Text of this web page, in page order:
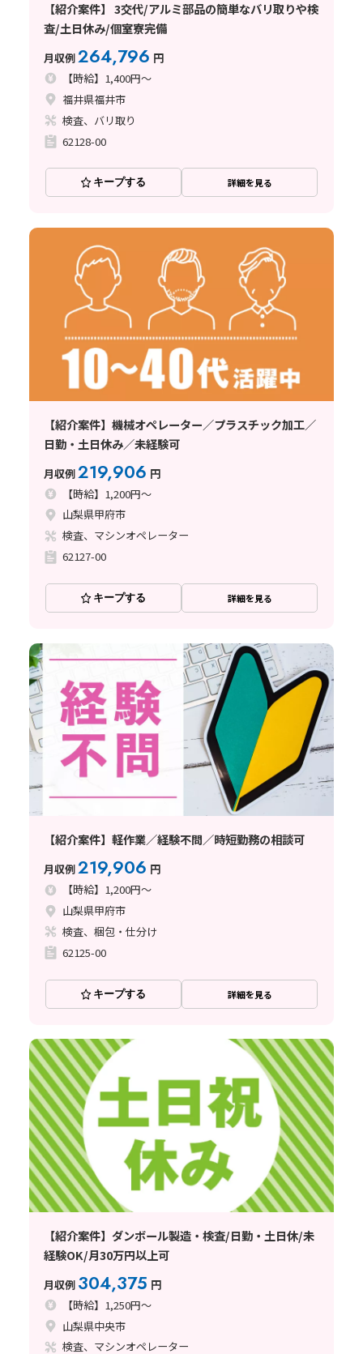
【紹介案件】 3交代/アルミ部品の簡単なバリ取りや検
査/土日休み/個室寮完備
月収例264,796 円
【時給】1,400円～
福井県福井市
検査、バリ取り
62128-00
キープする 詳細を見る
【紹介案件】機械オペレーター／プラスチック加工／
日勤・土日休み／未経験可
月収例219,906 円
【時給】1,200円～
山梨県甲府市
検査、マシンオペレーター
62127-00
キープする 詳細を見る
【紹介案件】軽作業／経験不問／時短勤務の相談可
月収例219,906 円
【時給】1,200円～
山梨県甲府市
検査、梱包・仕分け
62125-00
キープする 詳細を見る
【紹介案件】ダンボール製造・検査/日勤・土日休/未
経験OK/月30万円以上可
月収例 304,375 円
【時給】1,250円～
山梨県中央市
検査、マシンオペレーター